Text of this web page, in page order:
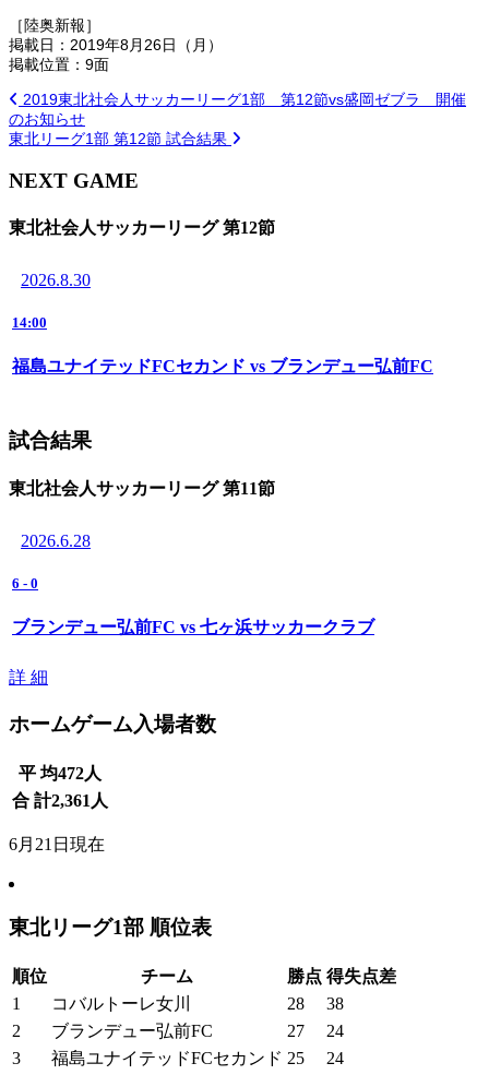
［陸奥新報］
掲載日：2019年8月26日（月）
掲載位置：9面
2019東北社会人サッカーリーグ1部 第12節vs盛岡ゼブラ 開催
のお知らせ
東北リーグ1部 第12節 試合結果
NEXT GAME
東北社会人サッカーリーグ 第12節
2026.8.30
14:00
福島ユナイテッドFCセカンド vs ブランデュー弘前FC
試合結果
東北社会人サッカーリーグ 第11節
2026.6.28
6 - 0
ブランデュー弘前FC vs 七ヶ浜サッカークラブ
詳 細
ホームゲーム入場者数
平 均472人
合 計2,361 人
6月21日現在
東北リーグ1部 順位表
順位 チーム 勝点 得失点差
1
コバルトーレ女川 28
38
2
ブランデュー弘前FC 27
24
3
福島ユナイテッドFCセカンド 25
24